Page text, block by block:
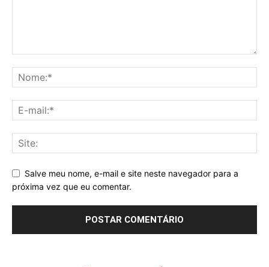
Salve meu nome, e-mail e site neste navegador para a
próxima vez que eu comentar.